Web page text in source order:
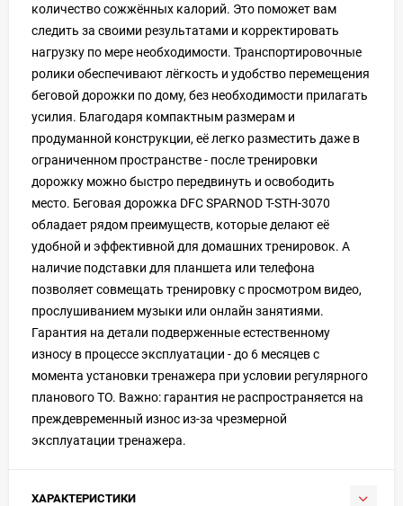
количество сожжённых калорий. Это поможет вам
следить за своими результатами и корректировать
нагрузку по мере необходимости. Транспортировочные
ролики обеспечивают лёгкость и удобство перемещения
беговой дорожки по дому, без необходимости прилагать
усилия. Благодаря компактным размерам и
продуманной конструкции, её легко разместить даже в
ограниченном пространстве - после тренировки
дорожку можно быстро передвинуть и освободить
место. Беговая дорожка DFC SPARNOD T-STH-3070
обладает рядом преимуществ, которые делают её
удобной и эффективной для домашних тренировок. А
наличие подставки для планшета или телефона
позволяет совмещать тренировку с просмотром видео,
прослушиванием музыки или онлайн занятиями.
Гарантия на детали подверженные естественному
износу в процессе эксплуатации - до 6 месяцев с
момента установки тренажера при условии регулярного
планового ТО. Важно: гарантия не распространяется на
преждевременный износ из-за чрезмерной
эксплуатации тренажера.
ХАРАКТЕРИСТИКИ